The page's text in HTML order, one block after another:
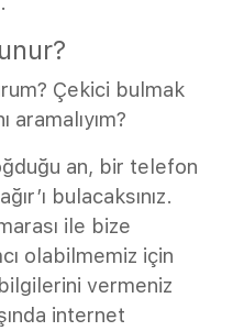
Çekici bulmak
aramalıyım?
an, bir telefon
bulacaksınız.
ile bize
olabilmemiz için
vermeniz
internet